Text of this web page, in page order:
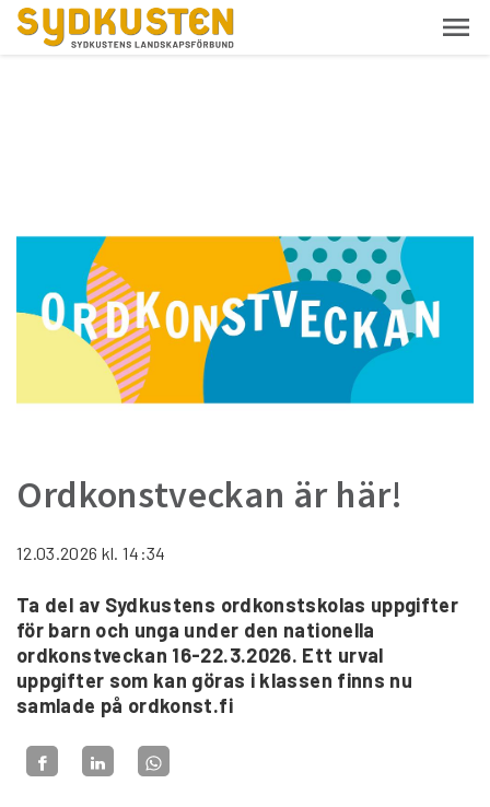
Ordkonstveckan är här!
12.03.2026 kl. 14:34
Ta del av Sydkustens ordkonstskolas uppgifter
för barn och unga under den nationella
ordkonstveckan 16-22.3.2026. Ett urval
uppgifter som kan göras i klassen finns nu
samlade på ordkonst.fi